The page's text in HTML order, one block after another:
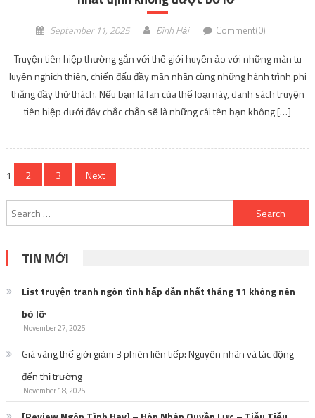
September 11, 2025 Đình Hải Comment(0)
Truyện tiên hiệp thường gắn với thế giới huyền ảo với những màn tu
luyện nghịch thiên, chiến đấu đầy mãn nhãn cùng những hành trình phi
thăng đầy thử thách. Nếu bạn là fan của thể loại này, danh sách truyện
tiên hiệp dưới đây chắc chắn sẽ là những cái tên bạn không […]
Posts
navigation
1 2 3 Next
Search
for:
TIN MỚI
List truyện tranh ngôn tình hấp dẫn nhất tháng 11 không nên
bỏ lỡ
November 27, 2025
Giá vàng thế giới giảm 3 phiên liên tiếp: Nguyên nhân và tác động
đến thị trường
November 18, 2025